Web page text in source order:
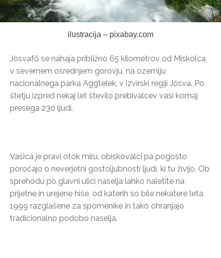
ilustracija – pixabay.com
Jósvafő se nahaja približno 65 kilometrov od Miskolca,
v severnem osrednjem gorovju, na ozemlju
nacionalnega parka Aggtelek, v izvirski regiji Jósva. Po
štetju izpred nekaj let število prebivalcev vasi komaj
presega 230 ljudi.
Vasica je pravi otok miru, obiskovalci pa pogosto
poročajo o neverjetni gostoljubnosti ljudi, ki tu živijo. Ob
sprehodu po glavni ulici naselja lahko naletite na
prijetne in urejene hiše, od katerih so bile nekatere leta
1999 razglašene za spomenike in tako ohranjajo
tradicionalno podobo naselja.